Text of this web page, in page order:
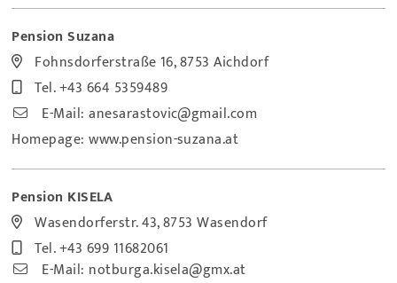
Pension Suzana
Fohnsdorferstraße 16, 8753 Aichdorf
Tel.+43 664 5359489
E-Mail:anesarastovic@gmail.com
Homepage:www.pension-suzana.at
Pension KISELA
Wasendorferstr. 43, 8753 Wasendorf
Tel.+43 699 11682061
E-Mail: notburga.kisela@gmx.at